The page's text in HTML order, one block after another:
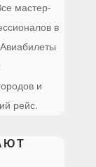
мастер-
в
и
рейс.